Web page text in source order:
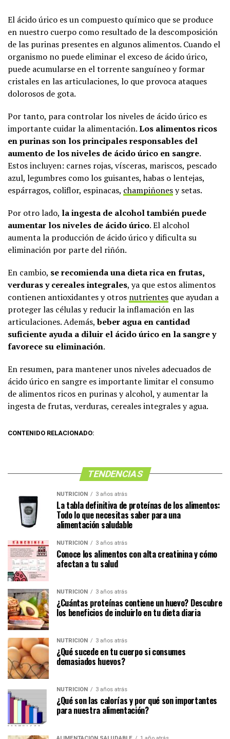
El ácido úrico es un compuesto químico que se produce
en nuestro cuerpo como resultado de la descomposición
de las purinas presentes en algunos alimentos. Cuando el
organismo no puede eliminar el exceso de ácido úrico,
puede acumularse en el torrente sanguíneo y formar
cristales en las articulaciones, lo que provoca ataques
dolorosos de gota.
Por tanto, para controlar los niveles de ácido úrico es
importante cuidar la alimentación.Los alimentos ricos
en purinas son los principales responsables del
aumento de los niveles de ácido úrico en sangre.
Estos incluyen: carnes rojas, vísceras, mariscos, pescado
azul, legumbres como los guisantes, habas o lentejas,
espárragos, coliflor, espinacas, champiñonesy setas.
Por otro lado, la ingesta de alcohol también puede
aumentar los niveles de ácido úrico. El alcohol
aumenta la producción de ácido úrico y dificulta su
eliminación por parte del riñón.
En cambio, se recomienda una dieta rica en frutas,
verduras y cereales integrales, ya que estos alimentos
contienen antioxidantes y otros nutrientes que ayudan a
proteger las células y reducir la inflamación en las
articulaciones. Además,beber agua en cantidad
suficiente ayuda a diluir el ácido úrico en la sangre y
favorece su eliminación.
En resumen, para mantener unos niveles adecuados de
ácido úrico en sangre es importante limitar el consumo
de alimentos ricos en purinas y alcohol, y aumentar la
ingesta de frutas, verduras, cereales integrales y agua.
CONTENIDO RELACIONADO:
TENDENCIAS
NUTRICIÓN 3 años atrás
La tabla definitiva de proteínas de los alimentos:
Todo lo que necesitas saber para una
alimentación saludable
NUTRICIÓN 3 años atrás
Conoce los alimentos con alta creatinina y cómo
afectan a tu salud
NUTRICIÓN 3 años atrás
¿Cuántas proteínas contiene un huevo? Descubre
los beneficios de incluirlo en tu dieta diaria
NUTRICIÓN 3 años atrás
¿Qué sucede en tu cuerpo si consumes
demasiados huevos?
NUTRICIÓN 3 años atrás
¿Qué son las calorías y por qué son importantes
para nuestra alimentación?